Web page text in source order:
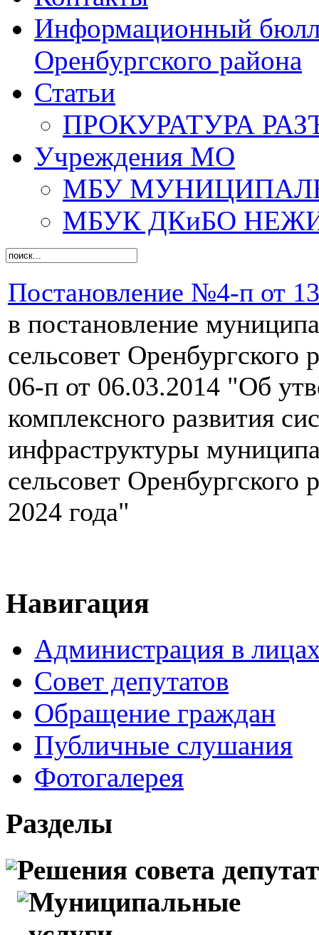
Информационный
Оренбургского района
Статьи
ПРОКУРАТУРА
Учреждения МО
МБУ
МБУК ДКиБО
Постановление №4-п от
в постановление
сельсовет
06-п от 06.03.2014 "Об
комплексного развития
инфраструктуры
сельсовет Оренбургского
2024 года"
Навигация
Администрация в
Совет депутатов
Обращение граждан
Публичные слушания
Фотогалерея
Разделы
Решения совета
Муниципальные